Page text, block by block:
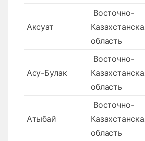
Аксуат
Восточно-
область
Асу-Булак
Восточно-
область
Атыбай
Восточно-
область